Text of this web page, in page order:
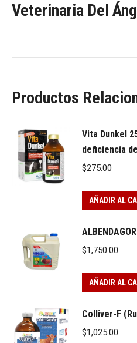
Veterinaria Del
Productos
Vita Dunkel
deficiencia
$275.00
AÑADIR AL
$1,750.00
AÑADIR AL
Colliver-F
$1,025.00